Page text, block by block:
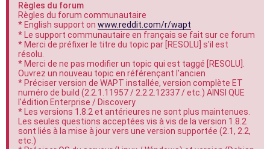
Règles du forum
Règles du forum communautaire
* English support on www.reddit.com/r/wapt
* Le support communautaire en français se fait sur ce forum
* Merci de préfixer le titre du topic par [RESOLU] s'il est
résolu.
* Merci de ne pas modifier un topic qui est taggé [RESOLU].
Ouvrez un nouveau topic en référençant l'ancien
* Préciser version de WAPT installée, version complète ET
numéro de build (2.2.1.11957 / 2.2.2.12337 / etc.) AINSI QUE
l'édition Enterprise / Discovery
* Les versions 1.8.2 et antérieures ne sont plus maintenues.
Les seules questions acceptées vis à vis de la version 1.8.2
sont liés à la mise à jour vers une version supportée (2.1, 2.2,
etc.)